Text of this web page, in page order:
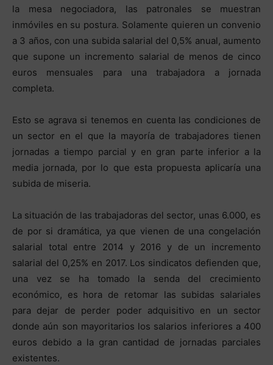
la mesa negociadora, las patronales se muestran
inmóviles en su postura. Solamente quieren un convenio
a 3 años, con una subida salarial del 0,5% anual, aumento
que supone un incremento salarial de menos de cinco
euros mensuales para una trabajadora a jornada
completa.
Esto se agrava si tenemos en cuenta las condiciones de
un sector en el que la mayoría de trabajadores tienen
jornadas a tiempo parcial y en gran parte inferior a la
media jornada, por lo que esta propuesta aplicaría una
subida de miseria.
La situación de las trabajadoras del sector, unas 6.000, es
de por si dramática, ya que vienen de una congelación
salarial total entre 2014 y 2016 y de un incremento
salarial del 0,25% en 2017. Los sindicatos defienden que,
una vez se ha tomado la senda del crecimiento
económico, es hora de retomar las subidas salariales
para dejar de perder poder adquisitivo en un sector
donde aún son mayoritarios los salarios inferiores a 400
euros debido a la gran cantidad de jornadas parciales
existentes.